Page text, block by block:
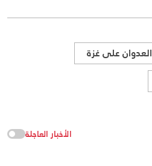
العدوان على غزة
الأخبار العاجلة